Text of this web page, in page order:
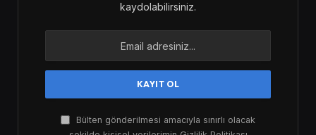
kaydolabilirsiniz.
Bülten gönderilmesi amacıyla sınırlı olacak